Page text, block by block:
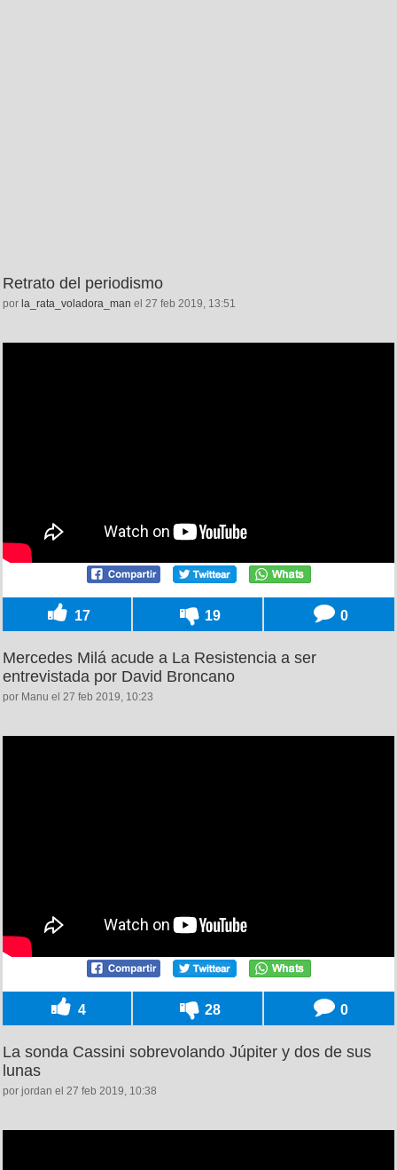
Retrato del periodismo
por la_rata_voladora_man el 27 feb 2019, 13:51
17 19 0
Mercedes Milá acude a La Resistencia a ser
entrevistada por David Broncano
por Manu el 27 feb 2019, 10:23
4 28 0
La sonda Cassini sobrevolando Júpiter y dos de sus
lunas
por jordan el 27 feb 2019, 10:38